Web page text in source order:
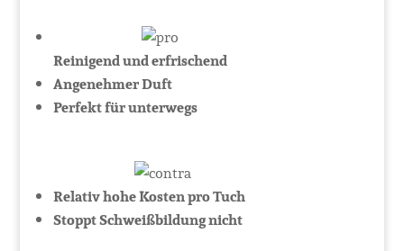
Reinigend und erfrischend
Angenehmer Duft
Perfekt für unterwegs
Relativ hohe Kosten pro Tuch
Stoppt Schweißbildung nicht